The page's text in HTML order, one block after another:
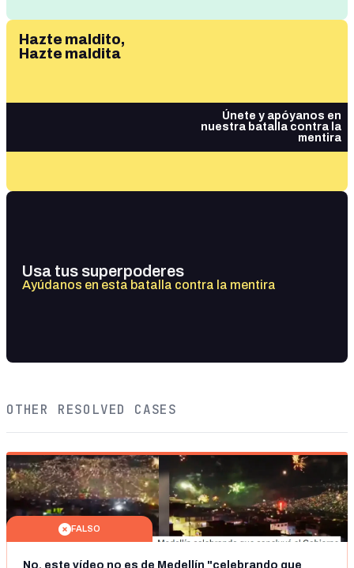
Hazte maldito,
Hazte maldita
Únete y apóyanos en
nuestra batalla contra la
mentira
Usa tus superpoderes
Ayúdanos en esta batalla contra la mentira
OTHER RESOLVED CASES
FALSO
No, este vídeo no es de Medellín "celebrando que